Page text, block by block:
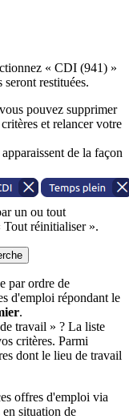
« CDI (941) »
restituées.
pouvez supprimer
et relancer votre
de la façon
un ou tout
réinitialiser ».
par ordre de
d'emploi répondant le
.
travail » ? La liste
critères. Parmi
dont le lieu de travail
offres d'emploi via
situation de